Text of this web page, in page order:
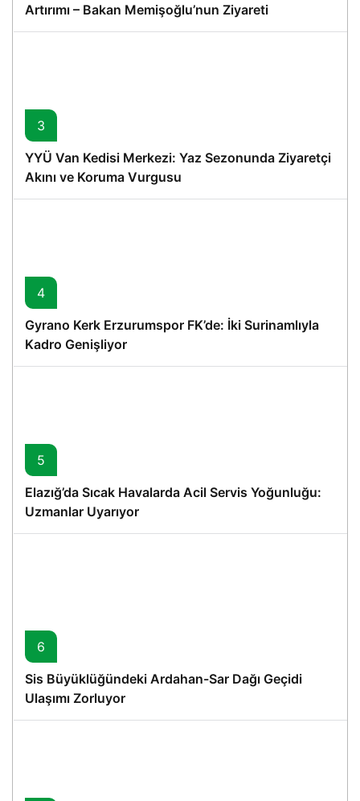
Artırımı – Bakan Memişoğlu’nun Ziyareti
3
YYÜ Van Kedisi Merkezi: Yaz Sezonunda Ziyaretçi
Akını ve Koruma Vurgusu
4
Gyrano Kerk Erzurumspor FK’de: İki Surinamlıyla
Kadro Genişliyor
5
Elazığ’da Sıcak Havalarda Acil Servis Yoğunluğu:
Uzmanlar Uyarıyor
6
Sis Büyüklüğündeki Ardahan-Sar Dağı Geçidi
Ulaşımı Zorluyor